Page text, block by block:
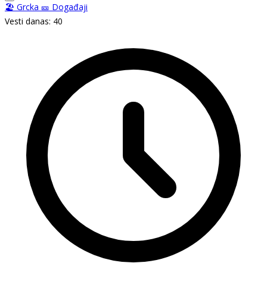
🏖️ Grcka 🎫 Događaji
Vesti danas: 40